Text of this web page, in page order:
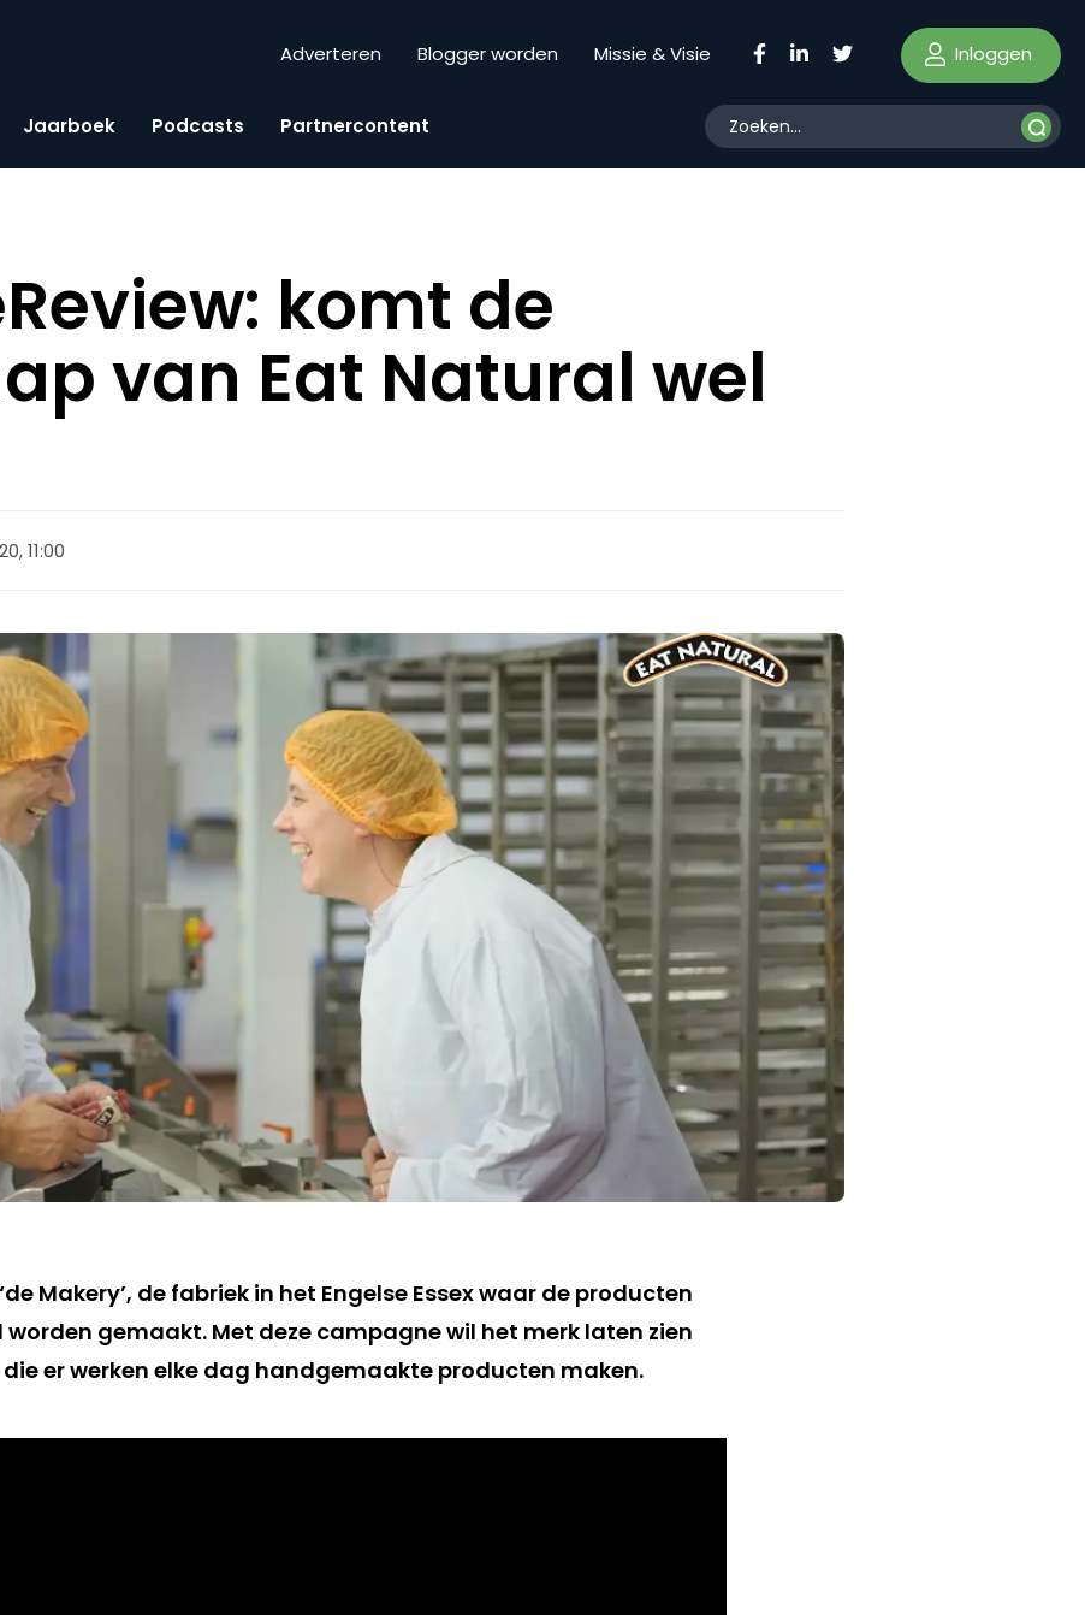
Adverteren Blogger worden Missie & Visie Inloggen
Jaarboek Podcasts Partnercontent
komt de
van Eat Natural wel
11:00
Makery’, de fabriek in het Engelse Essex waar de producten
gemaakt. Met deze campagne wil het merk laten zien
er werken elke dag handgemaakte producten maken.